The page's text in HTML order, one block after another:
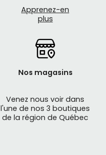
Apprenez-en
plus
Nos magasins
Venez nous voir dans
l'une de nos 3 boutiques
de la région de Québec